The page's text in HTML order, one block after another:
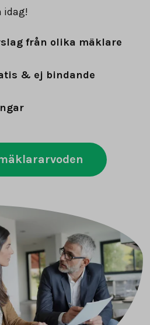
idag!
från olika mäklare
& ej bindande